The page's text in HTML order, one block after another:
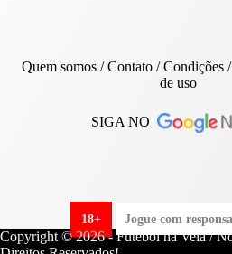
Quem somos/Contato/ Condições /
de uso
SIGA NO
18+ Jogue com
Copyright © 2026 - Futebol na Veia /